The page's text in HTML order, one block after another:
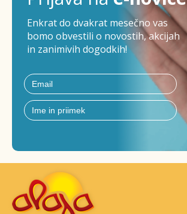
Enkrat do dvakrat mesečno vas
bomo obvestili o novostih, akcijah
in zanimivih dogodkih!